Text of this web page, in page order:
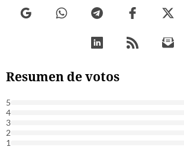
Resumen de votos
5
4
3
2
1